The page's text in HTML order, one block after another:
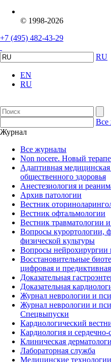
© 1998-2026
+7 (495) 482-43-29
RU
EN
RU
Все
Журнал
Все журналы
Non nocere. Новый
Адаптивная
общественного здоровья
Анестезиология и
Архив патологии
Вестник
Вестник офтальмологии
Вестник травматологии
Вопросы курортологии,
физической культуры
Вопросы
Восстановительные
цифровая и
Доказательная
Доказательная
Журнал неврологии и
Журнал неврологии и
Спецвыпуски
Кардиологический
Кардиология и сердечно-
Клиническая
Лабораторная служба
Медицинские